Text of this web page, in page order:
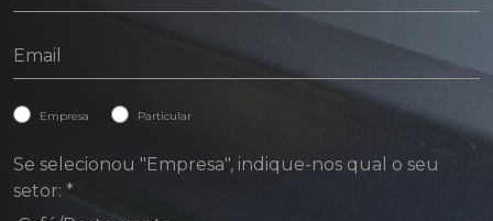
Empresa Particular
Se selecionou "Empresa", indique-nos qual o seu
setor: *